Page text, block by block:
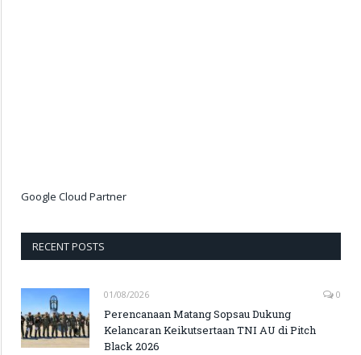
Google Cloud Partner
RECENT POSTS
01/08/2026 0
Perencanaan Matang Sopsau Dukung
Kelancaran Keikutsertaan TNI AU di Pitch
Black 2026